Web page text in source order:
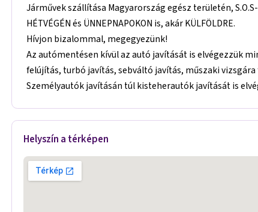
Járművek szállítása Magyarország egész területén,
HÉTVÉGÉN és ÜNNEPNAPOKON is, akár KÜLFÖLDRE.
Hívjon bizalommal, megegyezünk!
Az autómentésen kívül az autó javítását is elvégezzük
felújítás, turbó javítás, sebváltó javítás, műszaki
Személyautók javításán túl kisteherautók javítását is
Helyszín a térképen